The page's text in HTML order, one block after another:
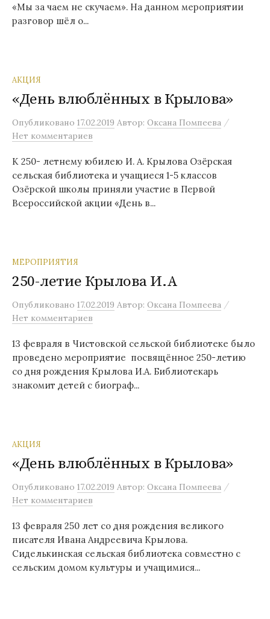
«Мы за чаем не скучаем». На данном мероприятии
разговор шёл о...
АКЦИЯ
«День влюблённых в Крылова»
Опубликовано 17.02.2019 Автор: Оксана Помпеева /
Нет комментариев
К 250- летнему юбилею И. А. Крылова Озёрская
сельская библиотека и учащиеся 1-5 классов
Озёрской школы приняли участие в Первой
Всероссийской акции «День в...
МЕРОПРИЯТИЯ
250-летие Крылова И.А
Опубликовано 17.02.2019 Автор: Оксана Помпеева /
Нет комментариев
13 февраля в Чистовской сельской библиотеке было
проведено мероприятие посвящённое 250-летию
со дня рождения Крылова И.А. Библиотекарь
знакомит детей с биограф...
АКЦИЯ
«День влюблённых в Крылова»
Опубликовано 17.02.2019 Автор: Оксана Помпеева /
Нет комментариев
13 февраля 250 лет со дня рождения великого
писателя Ивана Андреевича Крылова.
Сиделькинская сельская библиотека совместно с
сельским домом культуры и учащимися...